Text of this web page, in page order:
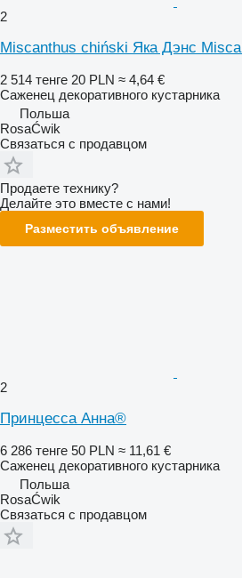
2
Miscanthus chiński Яка Дэнс
2 514 тенге 20 PLN ≈ 4,64 €
Саженец декоративного кустарника
Польша
RosaĆwik
Связаться с продавцом
Продаете технику?
Делайте это вместе с нами!
Разместить объявление
2
Принцесса Анна®
6 286 тенге 50 PLN ≈ 11,61 €
Саженец декоративного кустарника
Польша
RosaĆwik
Связаться с продавцом